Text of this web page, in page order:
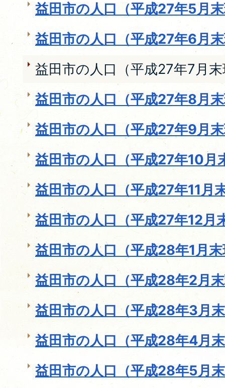
益田市の人口（平成27年5月
益田市の人口（平成27年6月
益田市の人口（平成27年7月
益田市の人口（平成27年8月
益田市の人口（平成27年9月
益田市の人口（平成27年10月
益田市の人口（平成27年11月
益田市の人口（平成27年12月
益田市の人口（平成28年1月
益田市の人口（平成28年2月
益田市の人口（平成28年3月
益田市の人口（平成28年4月
益田市の人口（平成28年5月